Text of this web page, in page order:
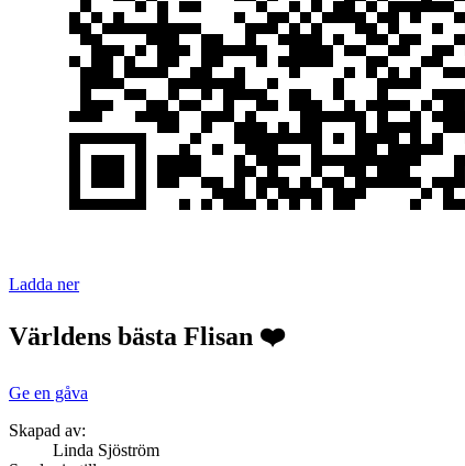
Ladda ner
Världens bästa Flisan ❤️
Ge en gåva
Skapad av:
Linda Sjöström